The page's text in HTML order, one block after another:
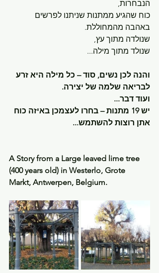
הנבחרות,
כוח שהגיע ממתנות שניתנו לפרשים
באהבה מהמחוללת.
שנולדה מתוך עץ,
שנולד מתוך מילה...
והנה לכן נשים, סוד – כל מילה היא זרע
לבריאה שלמה של יצירה.
ועוד דבר...
יש 19 מתנות – בחרו לעצמכן באיזה כוח
אתן רוצות להשתמש...
A Story from a Large leaved lime tree
(400 years old) in Westerlo, Grote
Markt, Antwerpen, Belgium.